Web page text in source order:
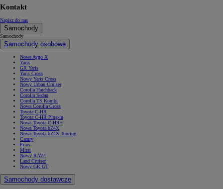
Kontakt
Napisz do nas
Samochody
Samochody
Samochody osobowe
Nowe Aygo X
Yaris
GR Yaris
Yaris Cross
Nowy Yaris Cross
Nowy Urban Cruiser
Corolla Hatchback
Corolla Sedan
Corolla TS Kombi
Nowa Corolla Cross
Toyota C-HR
Toyota C-HR Plug-in
Nowa Toyota C-HR+
Nowa Toyota bZ4X
Nowa Toyota bZ4X Touring
Camry
Prius
Mirai
Nowy RAV4
Land Cruiser
Nowy GR GT
Samochody dostawcze